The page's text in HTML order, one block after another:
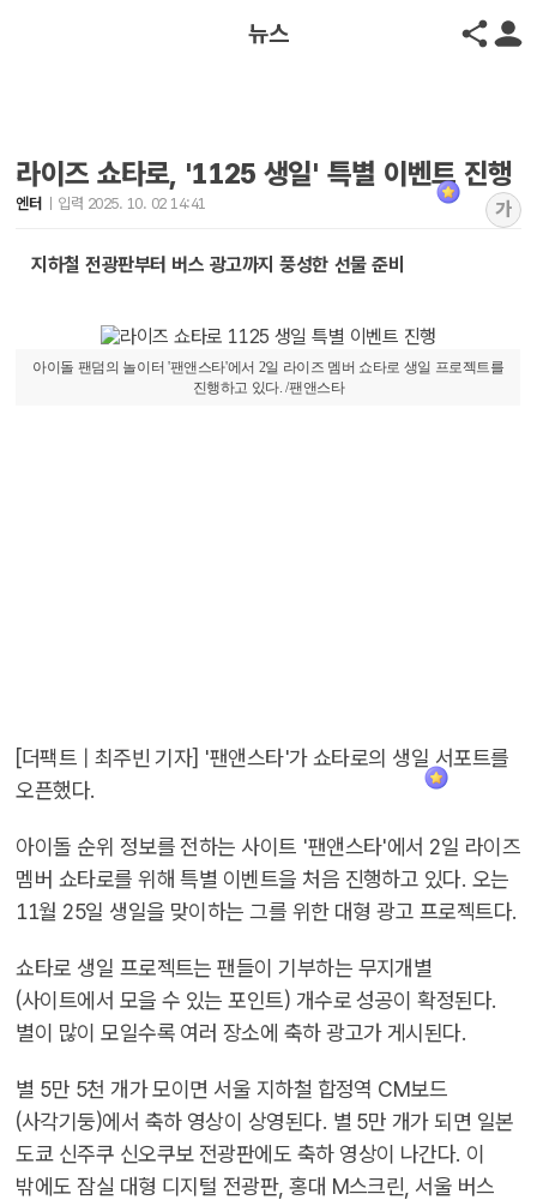
뉴스
라이즈 쇼타로, '1125 생일' 특별 이벤트 진행
엔터 입력 2025. 10. 02 14:41 가
지하철 전광판부터 버스 광고까지 풍성한 선물 준비
아이돌 팬덤의 놀이터 '팬앤스타'에서 2일 라이즈 멤버 쇼타로 생일 프로젝트를
진행하고 있다. /팬앤스타
[더팩트 | 최주빈 기자] '팬앤스타'가 쇼타로의 생일 서포트를
오픈했다.
아이돌 순위 정보를 전하는 사이트 '팬앤스타'에서 2일 라이즈
멤버 쇼타로를 위해 특별 이벤트을 처음 진행하고 있다. 오는
11월 25일 생일을 맞이하는 그를 위한 대형 광고 프로젝트다.
쇼타로 생일 프로젝트는 팬들이 기부하는 무지개별
(사이트에서 모을 수 있는 포인트) 개수로 성공이 확정된다.
별이 많이 모일수록 여러 장소에 축하 광고가 게시된다.
별 5만 5천 개가 모이면 서울 지하철 합정역 CM보드
(사각기둥)에서 축하 영상이 상영된다. 별 5만 개가 되면 일본
도쿄 신주쿠 신오쿠보 전광판에도 축하 영상이 나간다. 이
밖에도 잠실 대형 디지털 전광판, 홍대 M스크린, 서울 버스